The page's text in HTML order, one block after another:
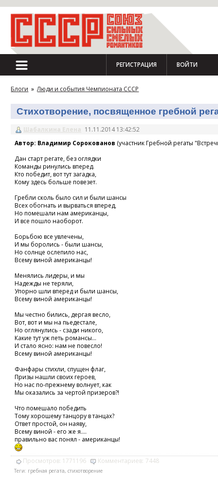
РЕГИСТРАЦИЯ ВОЙТИ
Блоги » Люди и события Чемпионата СССР
Стихотворение, посвященное гребной
Шабалкина Елена 11.11.2014 13:42:52
Автор: Владимир Сорокованов (участник Гребной регаты
Дан старт регате, без оглядки
Команды ринулись вперед.
Кто победит, вот тут загадка,
Кому здесь больше повезет.
Гребли сколь было сил и были шансы
Всех обогнать и вырваться вперед,
Но помешали нам американцы,
И все пошло наоборот.
Борьбою все увлечены,
И мы боролись - были шансы,
Но солнце ослепило нас,
Всему виной американцы!
Менялись лидеры, и мы
Надежды не теряли,
Упорно шли вперед и были шансы,
Всему виной американцы!
Мы честно бились, дергая весло,
Вот, вот и мы на пьедестале,
Но оглянулись - сзади никого,
Какие тут уж петь романсы...
И стало ясно: нам не повесло!
Всему виной американцы!
Фанфары стихли, спущен флаг,
Призы нашли своих героев,
Но нас по-прежнему волнует, как
Мы оказались за чертой призеров?!
Что помешало победить
Тому хорошему танцору в танцах?
Ответ простой, он наяву,
Всему виной - его же я....
правильно вас понял - американцы!
Просмотров: 1771196 Комментариев: 7448
Теги: гребная регата, стихотворение